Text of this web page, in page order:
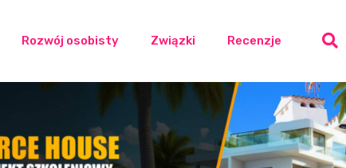
Rozwój osobisty Związki Recenzje